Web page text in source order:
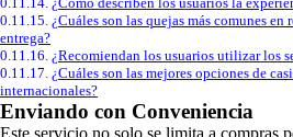
¿Cuáles son las quejas más comunes
entrega?
¿Recomiendan los usuarios utilizar los
¿Cuáles son las mejores opciones de
internacionales?
Enviando con Conveniencia
Este servicio no solo se limita a compras